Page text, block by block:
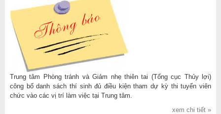
Trung tâm Phòng tránh và Giảm nhẹ thiên tai (Tổng cục Thủy lợi)
công bố danh sách thí sinh đủ điều kiện tham dự kỳ thi tuyển viên
chức vào các vị trí làm việc tại Trung tâm.
xem chi tiết »